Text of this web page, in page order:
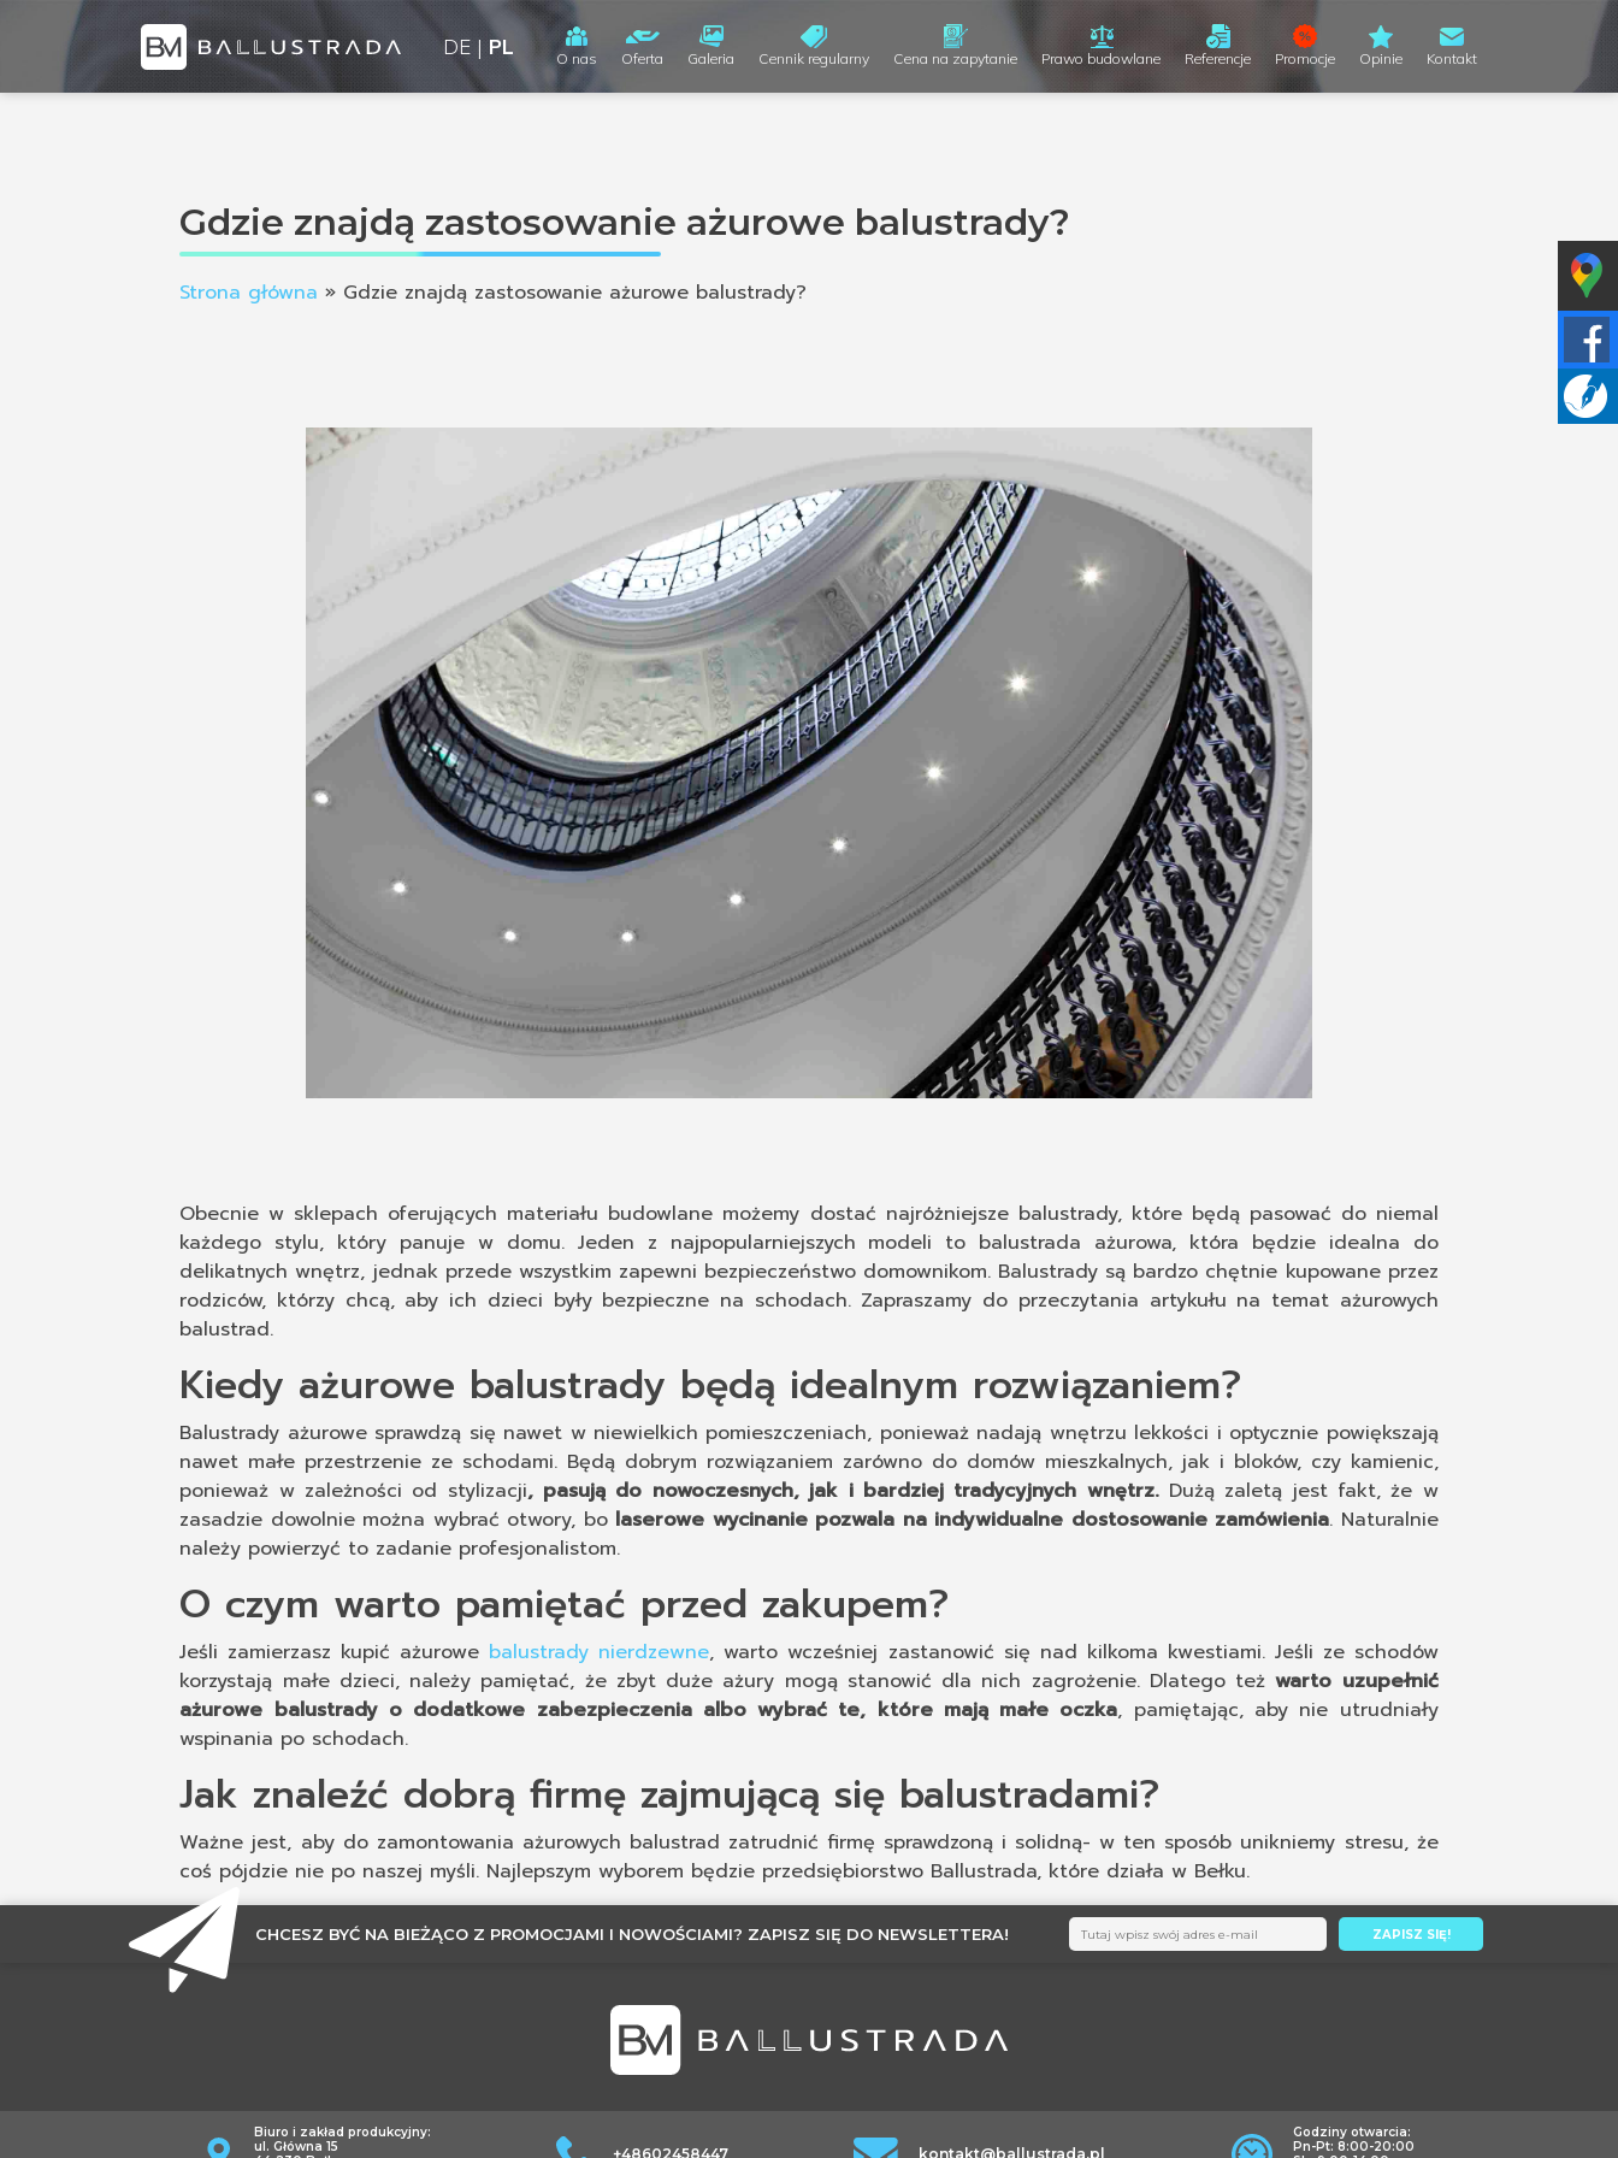
DE PL O nas Oferta Galeria Cennik regularny Cena na zapytanie Prawo budowlane Referencje Promocje Opinie Kontakt
Gdzie znajdą zastosowanie ażurowe balustrady?
Strona główna » Gdzie znajdą zastosowanie ażurowe balustrady?
Obecnie w sklepach oferujących materiału budowlane możemy dostać najróżniejsze balustrady, które będą pasować do niemal
każdego stylu, który panuje w domu. Jeden z najpopularniejszych modeli to balustrada ażurowa, która będzie idealna do
delikatnych wnętrz, jednak przede wszystkim zapewni bezpieczeństwo domownikom. Balustrady są bardzo chętnie kupowane przez
rodziców, którzy chcą, aby ich dzieci były bezpieczne na schodach. Zapraszamy do przeczytania artykułu na temat ażurowych
balustrad.
Kiedy ażurowe balustrady będą idealnym rozwiązaniem?
Balustrady ażurowe sprawdzą się nawet w niewielkich pomieszczeniach, ponieważ nadają wnętrzu lekkości i optycznie powiększają
nawet małe przestrzenie ze schodami. Będą dobrym rozwiązaniem zarówno do domów mieszkalnych, jak i bloków, czy kamienic,
ponieważ w zależności od stylizacji, pasują do nowoczesnych, jak i bardziej tradycyjnych wnętrz.Dużą zaletą jest fakt, że w
zasadzie dowolnie można wybrać otwory, bo laserowe wycinanie pozwala na indywidualne dostosowanie zamówienia. Naturalnie
należy powierzyć to zadanie profesjonalistom.
O czym warto pamiętać przed zakupem?
Jeśli zamierzasz kupić ażurowe balustrady nierdzewne, warto wcześniej zastanowić się nad kilkoma kwestiami. Jeśli ze schodów
korzystają małe dzieci, należy pamiętać, że zbyt duże ażury mogą stanowić dla nich zagrożenie. Dlatego teżwarto uzupełnić
ażurowe balustrady o dodatkowe zabezpieczenia albo wybrać te, które mają małe oczka, pamiętając, aby nie utrudniały
wspinania po schodach.
Jak znaleźć dobrą firmę zajmującą się balustradami?
Ważne jest, aby do zamontowania ażurowych balustrad zatrudnić firmę sprawdzoną i solidną- w ten sposób unikniemy stresu, że
coś pójdzie nie po naszej myśli. Najlepszym wyborem będzie przedsiębiorstwo Ballustrada, które działa w Bełku.
CHCESZ BYĆ NA BIEŻĄCO Z PROMOCJAMI I NOWOŚCIAMI? ZAPISZ SIĘ DO NEWSLETTERA!
Biuro i zakład produkcyjny:
ul. Główna 15
+48602458447 kontakt@ballustrada.pl
Godziny otwarcia:
Pn-Pt: 8:00-20:00